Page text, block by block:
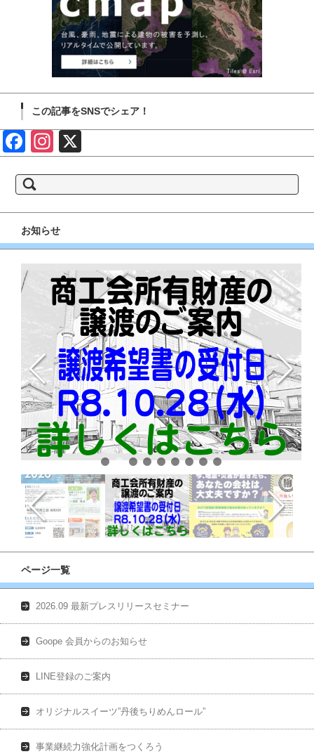
この記事をSNSでシェア！
Face Insta
索:
お知らせ
ページ一覧
2026.09 最新プレスリリースセミナー
Goope 会員からのお知らせ
LINE登録のご案内
オリジナルスイーツ”丹後ちりめんロール”
事業継続力強化計画をつくろう